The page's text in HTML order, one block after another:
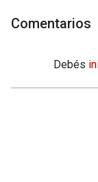
Comentarios
Debés